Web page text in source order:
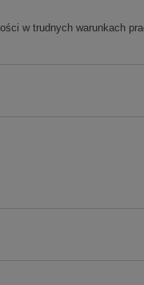
w trudnych warunkach